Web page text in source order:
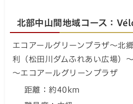
北部中山間地域コース：
エコアールグリーンプラザ～北
利（松田川ダムふれあい広場）
～エコアールグリーンプラザ
距離：約40km